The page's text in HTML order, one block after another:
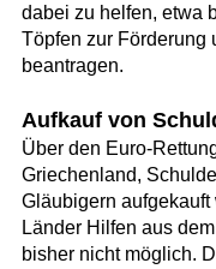
dabei zu helfen, etwa
Töpfen zur Förderung
beantragen.
Aufkauf von
Über den Euro-
Griechenland,
Gläubigern
Länder Hilfen aus
bisher nicht möglich.